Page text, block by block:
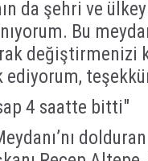
da şehri ve
Bu
değiştirmenizi
4 saatte bitti"